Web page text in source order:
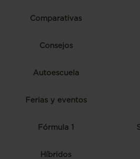
Comparativas
Consejos
Autoescuela
Ferias y eventos
Fórmula 1
Híbridos